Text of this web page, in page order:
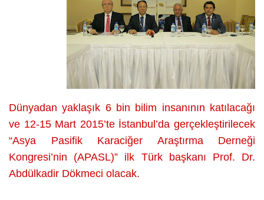
Dünyadan yaklaşık 6 bin bilim insanının katılacağı
ve 12-15 Mart 2015’te İstanbul’da gerçekleştirilecek
“Asya Pasifik Karaciğer Araştırma Derneği
Kongresi’nin (APASL)” ilk Türk başkanı Prof. Dr.
Abdülkadir Dökmeci olacak.